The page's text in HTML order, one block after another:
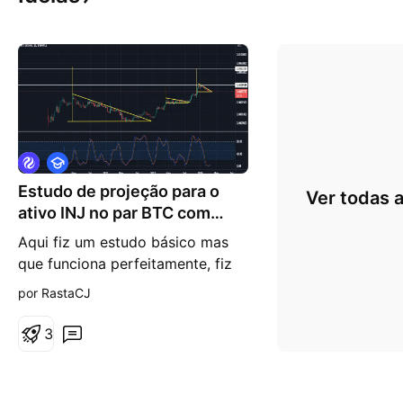
Estudo de projeção para o
ativo INJ no par BTC com
alvos marcado
Aqui fiz um estudo básico mas
que funciona perfeitamente, fiz
para entender os padrões feitos
performando muito bem e que
E
d
u
a
c
i
o
a
por RastaCJ
3
Ver todas